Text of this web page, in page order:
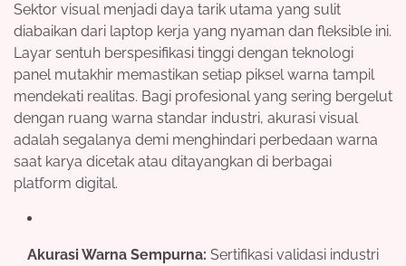
Sektor visual menjadi daya tarik utama yang sulit
diabaikan dari laptop kerja yang nyaman dan fleksible ini.
Layar sentuh berspesifikasi tinggi dengan teknologi
panel mutakhir memastikan setiap piksel warna tampil
mendekati realitas. Bagi profesional yang sering bergelut
dengan ruang warna standar industri, akurasi visual
adalah segalanya demi menghindari perbedaan warna
saat karya dicetak atau ditayangkan di berbagai
platform digital.
Akurasi Warna Sempurna: Sertifikasi validasi industri